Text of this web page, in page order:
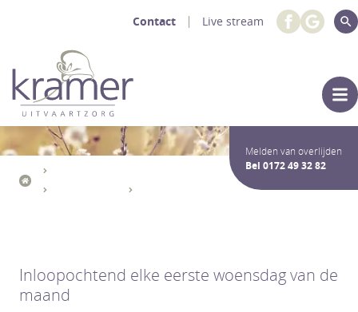
Contact Live stream
Melden van overlijden
Bel 0172 49 32 82
Uitvaartdiensten Crematie / Begrafenis
De Uitvaart
Inloopochtend - Uitvaartcentrum Kramer
Inloopochtend elke eerste woensdag van de
maand